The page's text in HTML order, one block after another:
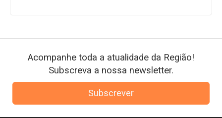
Acompanhe toda a atualidade da Região!
Subscreva a nossa newsletter.
Subscrever